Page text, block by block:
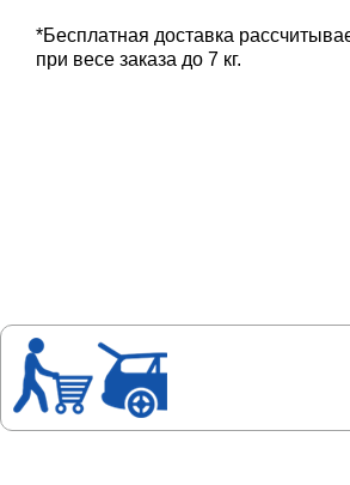
*Бесплатная доставка
при весе заказа до 7 кг.